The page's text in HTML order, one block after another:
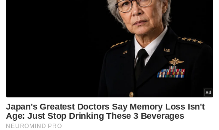
baharu terutama buat tahfiz-tahfiz lain juga
bagi memudahkan pembelajaran bahasa
“Think Quran adalah cara yang sangat efektif
untuk mencapai tahap pemahaman dan
mengingati kosa kata yang terdapat di dalam